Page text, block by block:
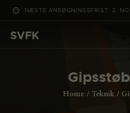
NÆSTE ANSØGNINGSFRIST: 2.
SVFK
Home Teknik
DET SKER
PROJEKTER